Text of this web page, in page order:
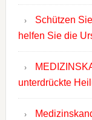
Schützen
helfen Sie die
unterdrückte